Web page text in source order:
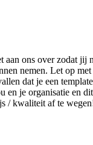
aan ons over zodat jij
nemen. Let op
dat je een
je organisatie en
/ kwaliteit af te